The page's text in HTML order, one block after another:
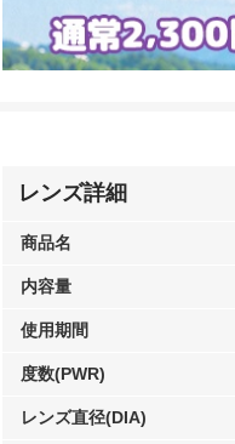
レンズ詳細
商品名
内容量
使用期間
度数(PWR)
レンズ直径(DIA)